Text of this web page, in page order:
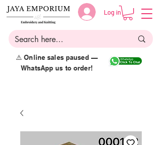
Log in
⚠️ Online sales paused —
WhatsApp us to order!